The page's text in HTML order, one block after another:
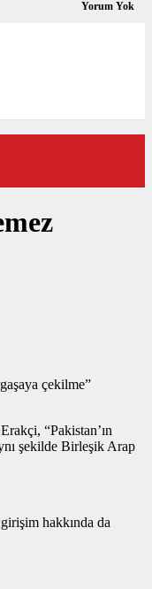
çekilme”
“Pakistan’ın
şekilde Birleşik Arap
hakkında da
Yorum Yok